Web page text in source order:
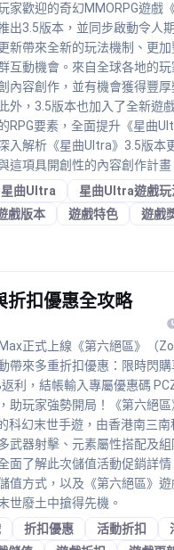
家歡迎的奇幻MMORPG遊戲
出3.5版本，並同步啟動令人
新帶來全新的玩法機制、更
互動機會。來自全球各地的
內容創作，並有機會獲得豐
外，3.5版本也加入了全新遊
RPG要素，全面提升《星曲
入解析《星曲Ultra》3.5版本
這項具開創性的內容創作計畫
星曲Ultra 星曲Ultra遊戲玩
戲版本 遊戲特色 遊戲
折扣優惠全攻略
正式上線《第六絕區》（
帶來多重折扣優惠：限時閃
利，結帳輸入專屬優惠碼
助玩家強勢開局！《第六絕
科幻末世手遊，由香港南三
武器射擊、元素屬性搭配及
面了解此次儲值活動促銷詳
值方式，以及《第六絕區》
世廢土中搶得先機。
折扣優惠 活動折扣